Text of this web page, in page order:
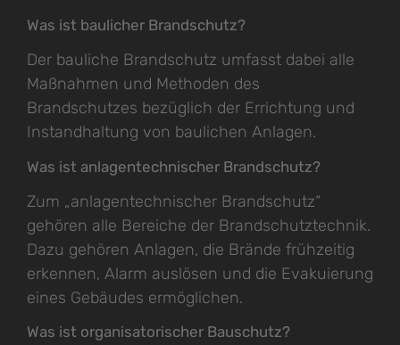
Was ist baulicher Brandschutz?
Der bauliche Brandschutz umfasst dabei alle
Maßnahmen und Methoden des
Brandschutzes bezüglich der Errichtung und
Instandhaltung von baulichen Anlagen.
Was ist anlagentechnischer Brandschutz?
Zum „anlagentechnischer Brandschutz“
gehören alle Bereiche der Brandschutztechnik.
Dazu gehören Anlagen, die Brände frühzeitig
erkennen, Alarm auslösen und die Evakuierung
eines Gebäudes ermöglichen.
Was ist organisatorischer Bauschutz?